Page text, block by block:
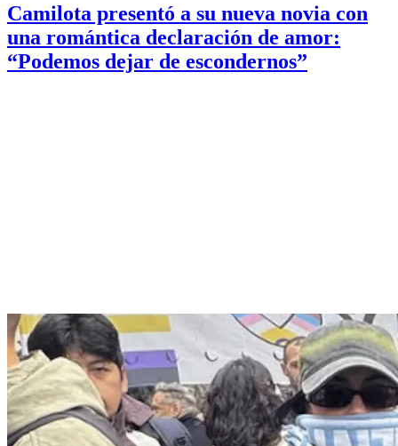
Camilota presentó a su nueva novia con
una romántica declaración de amor:
“Podemos dejar de escondernos”